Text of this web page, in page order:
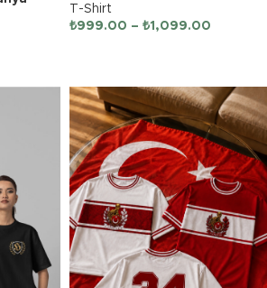
T-Shirt
₺999.00 – ₺1,099.00